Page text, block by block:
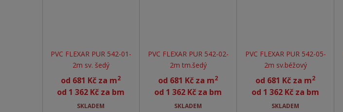
PVC FLEXAR PUR 542-01-
2m sv. šedý
od 681 Kč za m2
od 1 362 Kč za bm
SKLADEM
PVC FLEXAR PUR 542-02-
2m tm.šedý
od 681 Kč za m2
od 1 362 Kč za bm
SKLADEM
PVC FLEXAR PUR 542-05-
2m sv.béžový
od 681 Kč za m2
od 1 362 Kč za bm
SKLADEM